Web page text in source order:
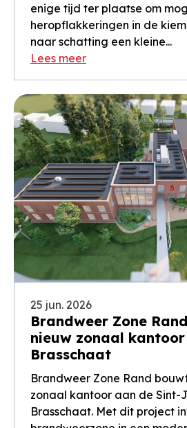
enige tijd ter plaatse om
heropflakkeringen in de kiem
naar schatting een kleine...
Lees meer
25 jun. 2026
Brandweer Zone
nieuw zonaal kantoor
Brasschaat
Brandweer Zone Rand
zonaal kantoor aan de Sint-
Brasschaat. Met dit project